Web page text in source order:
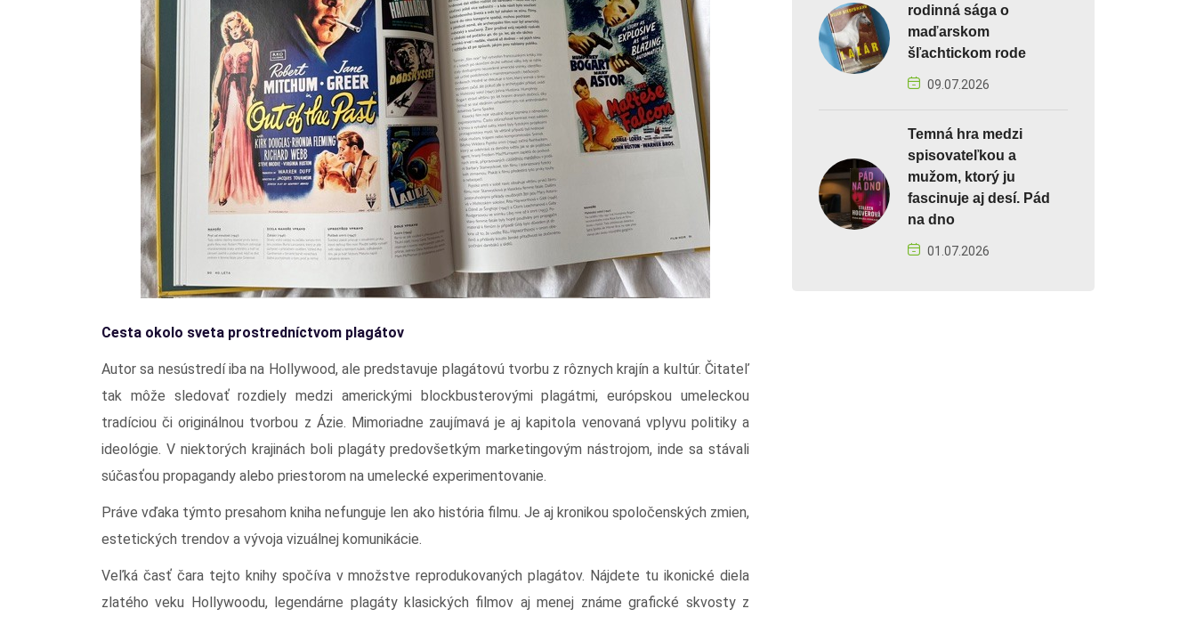
Cesta okolo sveta prostredníctvom plagátov
Autor sa nesústredí iba na Hollywood, ale predstavuje plagátovú tvorbu z rôznych krajín a kultúr. Čitateľ
tak môže sledovať rozdiely medzi americkými blockbusterovými plagátmi, európskou umeleckou
tradíciou či originálnou tvorbou z Ázie. Mimoriadne zaujímavá je aj kapitola venovaná vplyvu politiky a
ideológie. V niektorých krajinách boli plagáty predovšetkým marketingovým nástrojom, inde sa stávali
súčasťou propagandy alebo priestorom na umelecké experimentovanie.
Práve vďaka týmto presahom kniha nefunguje len ako história filmu. Je aj kronikou spoločenských zmien,
estetických trendov a vývoja vizuálnej komunikácie.
Veľká časť čara tejto knihy spočíva v množstve reprodukovaných plagátov. Nájdete tu ikonické diela
zlatého veku Hollywoodu, legendárne plagáty klasických filmov aj menej známe grafické skvosty z
rodinná sága o
maďarskom
šľachtickom rode
09.07.2026
Temná hra medzi
spisovateľkou a
mužom, ktorý ju
fascinuje aj desí. Pád
na dno
01.07.2026